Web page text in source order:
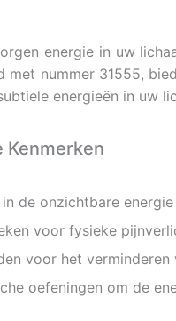
energie in uw
met nummer 31555,
energieën in uw
Kenmerken
de onzichtbare
voor fysieke
voor het
oefeningen om de